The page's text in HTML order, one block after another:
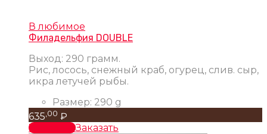
В любимое
Филадельфия DOUBLE
Выход: 290 грамм.
Рис, лосось, снежный краб, огурец, слив. сыр,
икра летучей рыбы.
Размер: 290 g
635 ,00 ₽
В корзинуЗаказать